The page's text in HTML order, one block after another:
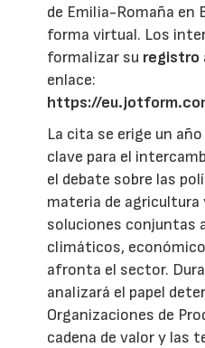
de Emilia-Romaña en
forma virtual. Los
formalizar su registro
enlace:
https://
La cita se erige un
clave para el
el debate sobre las
materia de agricultura
soluciones conjuntas
climáticos,
afronta el sector.
analizará el papel
Organizaciones de
cadena de valor y las